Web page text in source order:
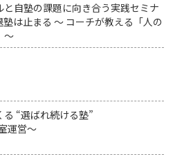
自塾の課題に向き合う実践セミナ
は止まる 〜 コーチが教える「人の
〜
“選ばれ続ける塾”
運営～